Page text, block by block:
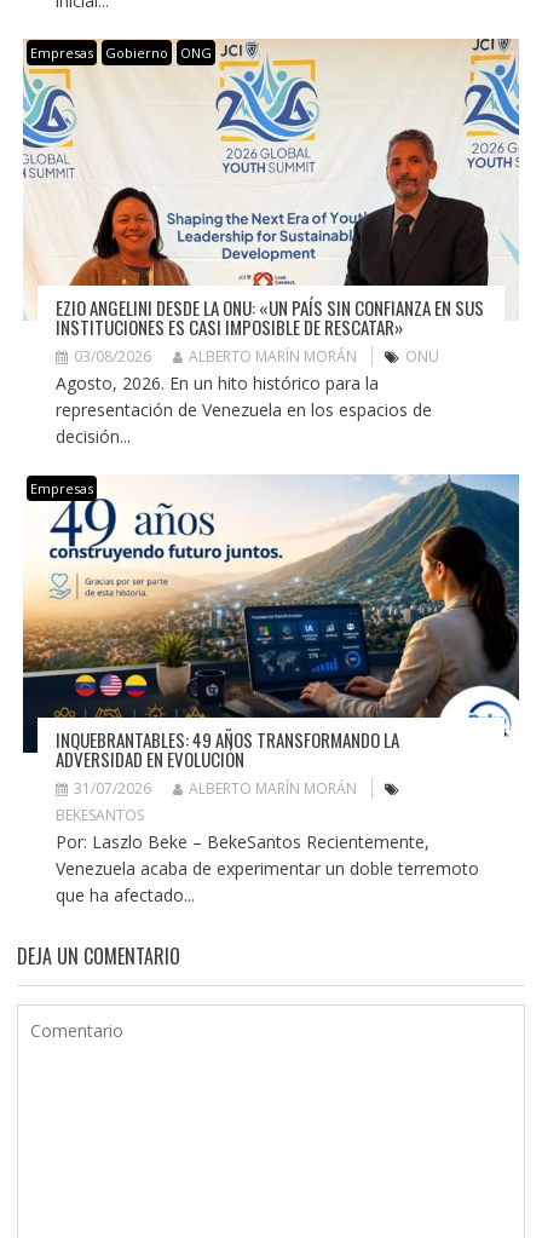
Empresas Gobierno ONG
EZIO ANGELINI DESDE LA ONU: «UN PAÍS SIN CONFIANZA EN SUS
INSTITUCIONES ES CASI IMPOSIBLE DE RESCATAR»
03/08/2026 ALBERTO MARÍN MORÁN ONU
Agosto, 2026. En un hito histórico para la
representación de Venezuela en los espacios de
decisión...
Empresas
INQUEBRANTABLES: 49 AÑOS TRANSFORMANDO LA
ADVERSIDAD EN EVOLUCIÓN
31/07/2026
ALBERTO MARÍN MORÁN
BEKESANTOS
Por: Laszlo Beke – BekeSantos Recientemente,
Venezuela acaba de experimentar un doble terremoto
que ha afectado...
DEJA UN COMENTARIO